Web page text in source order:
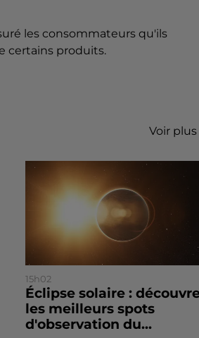
les consommateurs qu'ils
certains produits.
Voir plus
15h02
Éclipse solaire :
les meilleurs spots
d'observation du...